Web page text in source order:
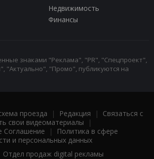
Недвижимость
Финансы
знаками "Реклама", "PR", "Спецпроект",
"Актуально", "Промо", публикуются на
проезда | Редакция | Связаться с
свои видеоматериалы |
Соглашение |
Политика в сфере
и персональных данных
Отдел продаж digital рекламы